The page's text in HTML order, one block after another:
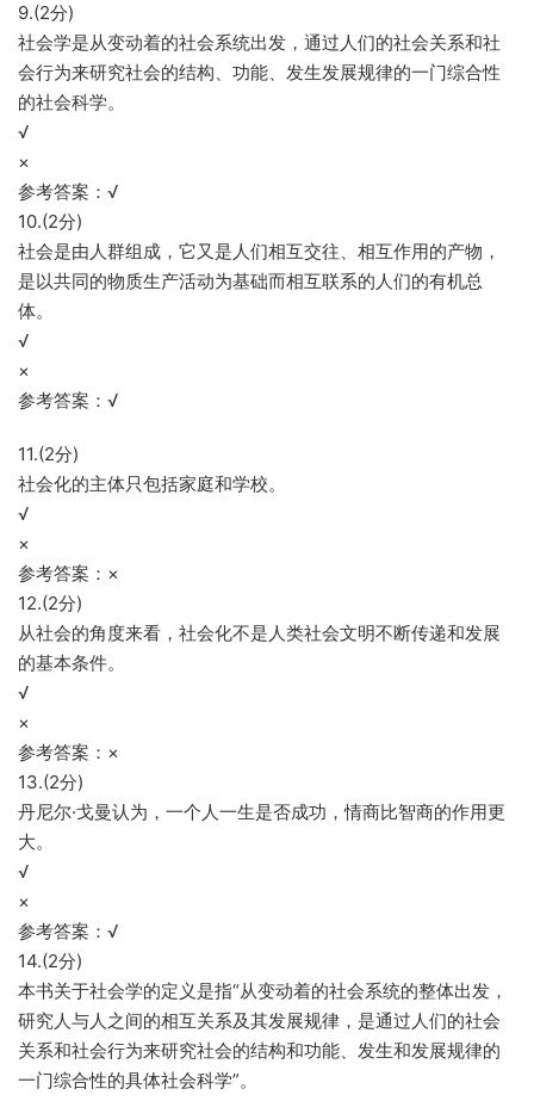
9.(2分)
社会学是从变动着的社会系统出发，通过人们的社会关系和社
会行为来研究社会的结构、功能、发生发展规律的一门综合性
的社会科学。
√
×
参考答案：√
10.(2分)
社会是由人群组成，它又是人们相互交往、相互作用的产物，
是以共同的物质生产活动为基础而相互联系的人们的有机总
体。
√
×
参考答案：√
11.(2分)
社会化的主体只包括家庭和学校。
√
×
参考答案：×
12.(2分)
从社会的角度来看，社会化不是人类社会文明不断传递和发展
的基本条件。
√
×
参考答案：×
13.(2分)
丹尼尔·戈曼认为，一个人一生是否成功，情商比智商的作用更
大。
√
×
参考答案：√
14.(2分)
本书关于社会学的定义是指“从变动着的社会系统的整体出发，
研究人与人之间的相互关系及其发展规律，是通过人们的社会
关系和社会行为来研究社会的结构和功能、发生和发展规律的
一门综合性的具体社会科学”。